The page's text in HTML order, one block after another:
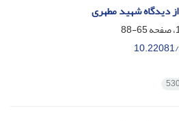
دیدگاه شهید مطهری
65-88